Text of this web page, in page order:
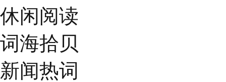
休闲阅读
词海拾贝
新闻热词